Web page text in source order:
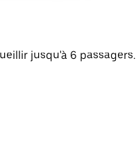
jusqu'à 6 passagers.